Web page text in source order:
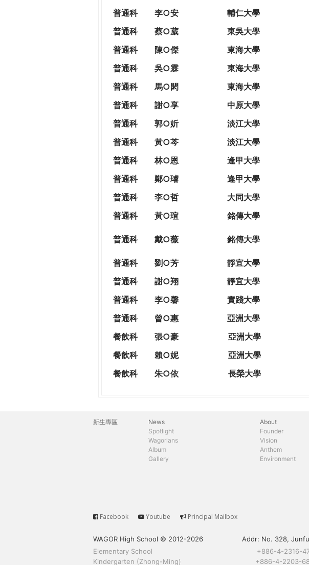
普通科
李○安 輔仁大學
普通科
蔡○葳 東吳大學
普通科
陳○傑 東海大學
普通科
吳○霖 東海大學
普通科
馬○閎 東海大學
普通科
謝○享 中原大學
普通科
郭○妡 淡江大學
普通科
黃○芩 淡江大學
普通科
林○恩 逢甲大學
普通科
鄭○璿 逢甲大學
普通科
李○哲 大同大學
普通科
黃○瑄 銘傳大學
普通科 戴○薇 銘傳大學
普通科
劉○芳 靜宜大學
普通科
謝○翔 靜宜大學
普通科
李○馨 實踐大學
普通科
曾○惠 亞洲大學
餐飲科
張○豪 亞洲大學
餐飲科
賴○妮 亞洲大學
餐飲科
朱○依 長榮大學
主
新生專區
News
Spotlight
Wagorians
Album
Gallery
About
Founder
Vision
Anthem
Environment
Service
Facebook Youtube Principal Mailbox
WAGOR High School © 2012-2026 Addr: No. 328,
Elementary School
+886-4-2316-
Kindergarten (Zhong-Ming)
+886-4-2203-